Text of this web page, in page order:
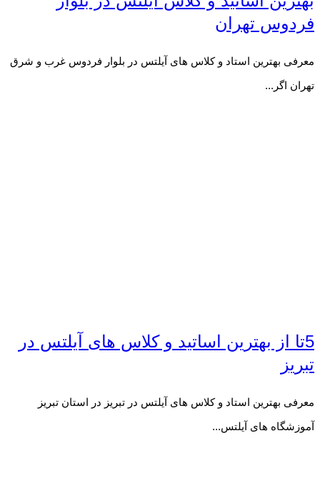
فردوس تهران
معرفی بهترین استاد و کلاس های آیلتس در بلوار فردوس غرب و شرق
تهران اگر...
5تا از بهترین اساتید و کلاس های آیلتس در
تبریز
معرفی بهترین استاد و کلاس های آیلتس در تبریز در استان تبریز
آموزشگاه های آیلتس...